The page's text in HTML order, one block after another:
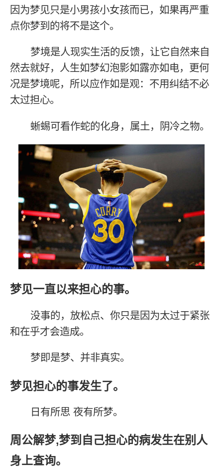
因为梦见只是小男孩小女孩而已，如果再严重
点你梦到的将不是这个。
梦境是人现实生活的反馈，让它自然来自
然去就好，人生如梦幻泡影如露亦如电，更何
况是梦境呢，所以应作如是观：不用纠结不必
太过担心。
蜥蜴可看作蛇的化身，属土，阴冷之物。
梦见一直以来担心的事。
没事的，放松点、你只是因为太过于紧张
和在乎才会造成。
梦即是梦、并非真实。
梦见担心的事发生了。
日有所思 夜有所梦。
周公解梦,梦到自己担心的病发生在别人
身上查询。